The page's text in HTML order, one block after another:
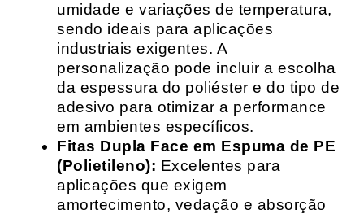
umidade e variações de temperatura,
sendo ideais para aplicações
industriais exigentes. A
personalização pode incluir a escolha
da espessura do poliéster e do tipo de
adesivo para otimizar a performance
em ambientes específicos.
Fitas Dupla Face em Espuma de PE
(Polietileno): Excelentes para
aplicações que exigem
amortecimento, vedação e absorção